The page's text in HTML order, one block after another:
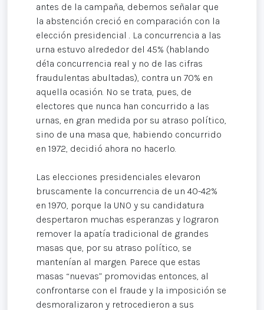
antes de la campaña, debemos señalar que
la abstención creció en comparación con la
elección presidencial . La concurrencia a las
urna estuvo alrededor del 45% (hablando
dé1a concurrencia real y no de las cifras
fraudulentas abultadas), contra un 70% en
aquella ocasión. No se trata, pues, de
electores que nunca han concurrido a las
urnas, en gran medida por su atraso político,
sino de una masa que, habiendo concurrido
en 1972, decidió ahora no hacerlo.
Las elecciones presidenciales elevaron
bruscamente la concurrencia de un 40-42%
en 1970, porque la UNO y su candidatura
despertaron muchas esperanzas y lograron
remover la apatía tradicional de grandes
masas que, por su atraso político, se
mantenían al margen. Parece que estas
masas “nuevas” promovidas entonces, al
confrontarse con el fraude y la imposición se
desmoralizaron y retrocedieron a sus